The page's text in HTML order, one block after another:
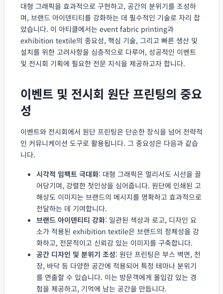
대형 그래픽을 효과적으로 구현하고, 공간의 분위기를 조성하
며, 브랜드 아이덴티티를 강화하는 데 필수적인 기술로 자리 잡
았습니다. 이 아티클에서는 event fabric printing과
exhibition textile의 중요성, 핵심 기술, 그리고 빠른 생산 및
설치를 위한 고려사항을 심층적으로 다루어, 성공적인 이벤트
및 전시회 기획에 필요한 전문 지식을 제공하고자 합니다.
이벤트 및 전시회 원단 프린팅의 중요
성
이벤트와 전시회에서 원단 프린팅은 단순한 장식을 넘어 전략적
인 커뮤니케이션 도구로 활용됩니다. 그 중요성은 다음과 같습
니다.
시각적 임팩트 극대화: 대형 그래픽은 멀리서도 시선을 끌
어당기며, 강렬한 첫인상을 심어줍니다. 원단에 인쇄된 고
해상도 이미지는 브랜드의 메시지를 명확하고 효과적으로
전달하는 데 기여합니다.
브랜드 아이덴티티 강화: 일관된 색상과 로고, 디자인 요
소가 적용된 exhibition textile은 브랜드의 정체성을 강
화하고, 전문적이고 신뢰감 있는 이미지를 구축합니다.
공간 디자인 및 분위기 조성: 원단 프린팅은 부스 벽면, 천
장, 바닥 등 다양한 공간에 적용되어 특정 테마나 분위기
를 연출할 수 있습니다. 이는 방문객에게 몰입감 있는 경
험을 제공하고, 기억에 남는 공간을 만듭니다.